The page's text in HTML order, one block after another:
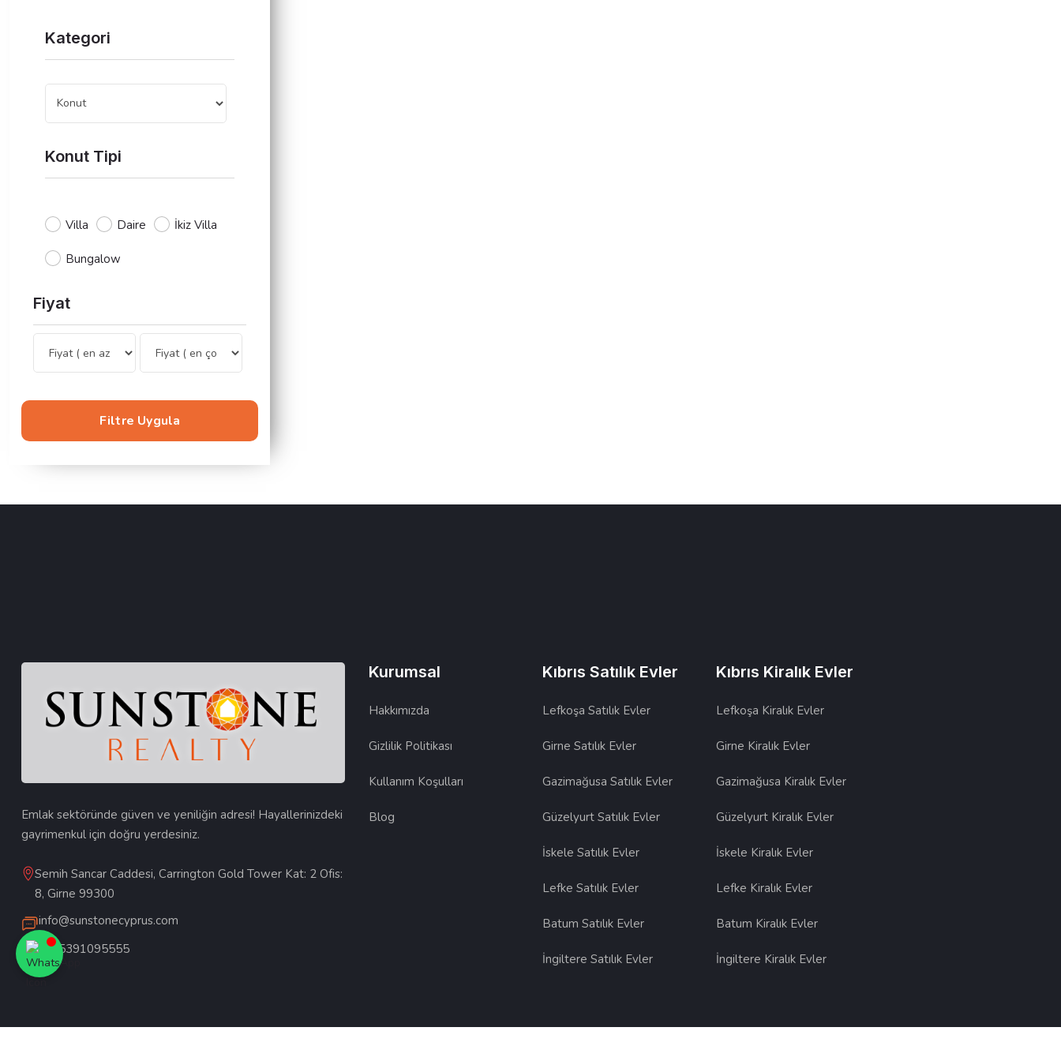
Kategori
Konut Tipi
Villa Daire İkiz Villa
Bungalow
Fiyat
Filtre Uygula
Emlak sektöründe güven ve yeniliğin adresi! Hayallerinizdeki
gayrimenkul için doğru yerdesiniz.
Semih Sancar Caddesi, Carrington Gold Tower Kat: 2 Ofis:
8, Girne 99300
info@sunstonecyprus.com
+905391095555
Kurumsal
Hakkımızda
Gizlilik Politikası
Kullanım Koşulları
Blog
Kıbrıs Satılık Evler
Lefkoşa Satılık Evler
Girne Satılık Evler
Gazimağusa Satılık Evler
Güzelyurt Satılık Evler
İskele Satılık Evler
Lefke Satılık Evler
Batum Satılık Evler
İngiltere Satılık Evler
Kıbrıs Kiralık Evler
Lefkoşa Kiralık Evler
Girne Kiralık Evler
Gazimağusa Kiralık Evler
Güzelyurt Kiralık Evler
İskele Kiralık Evler
Lefke Kiralık Evler
Batum Kiralık Evler
İngiltere Kiralık Evler